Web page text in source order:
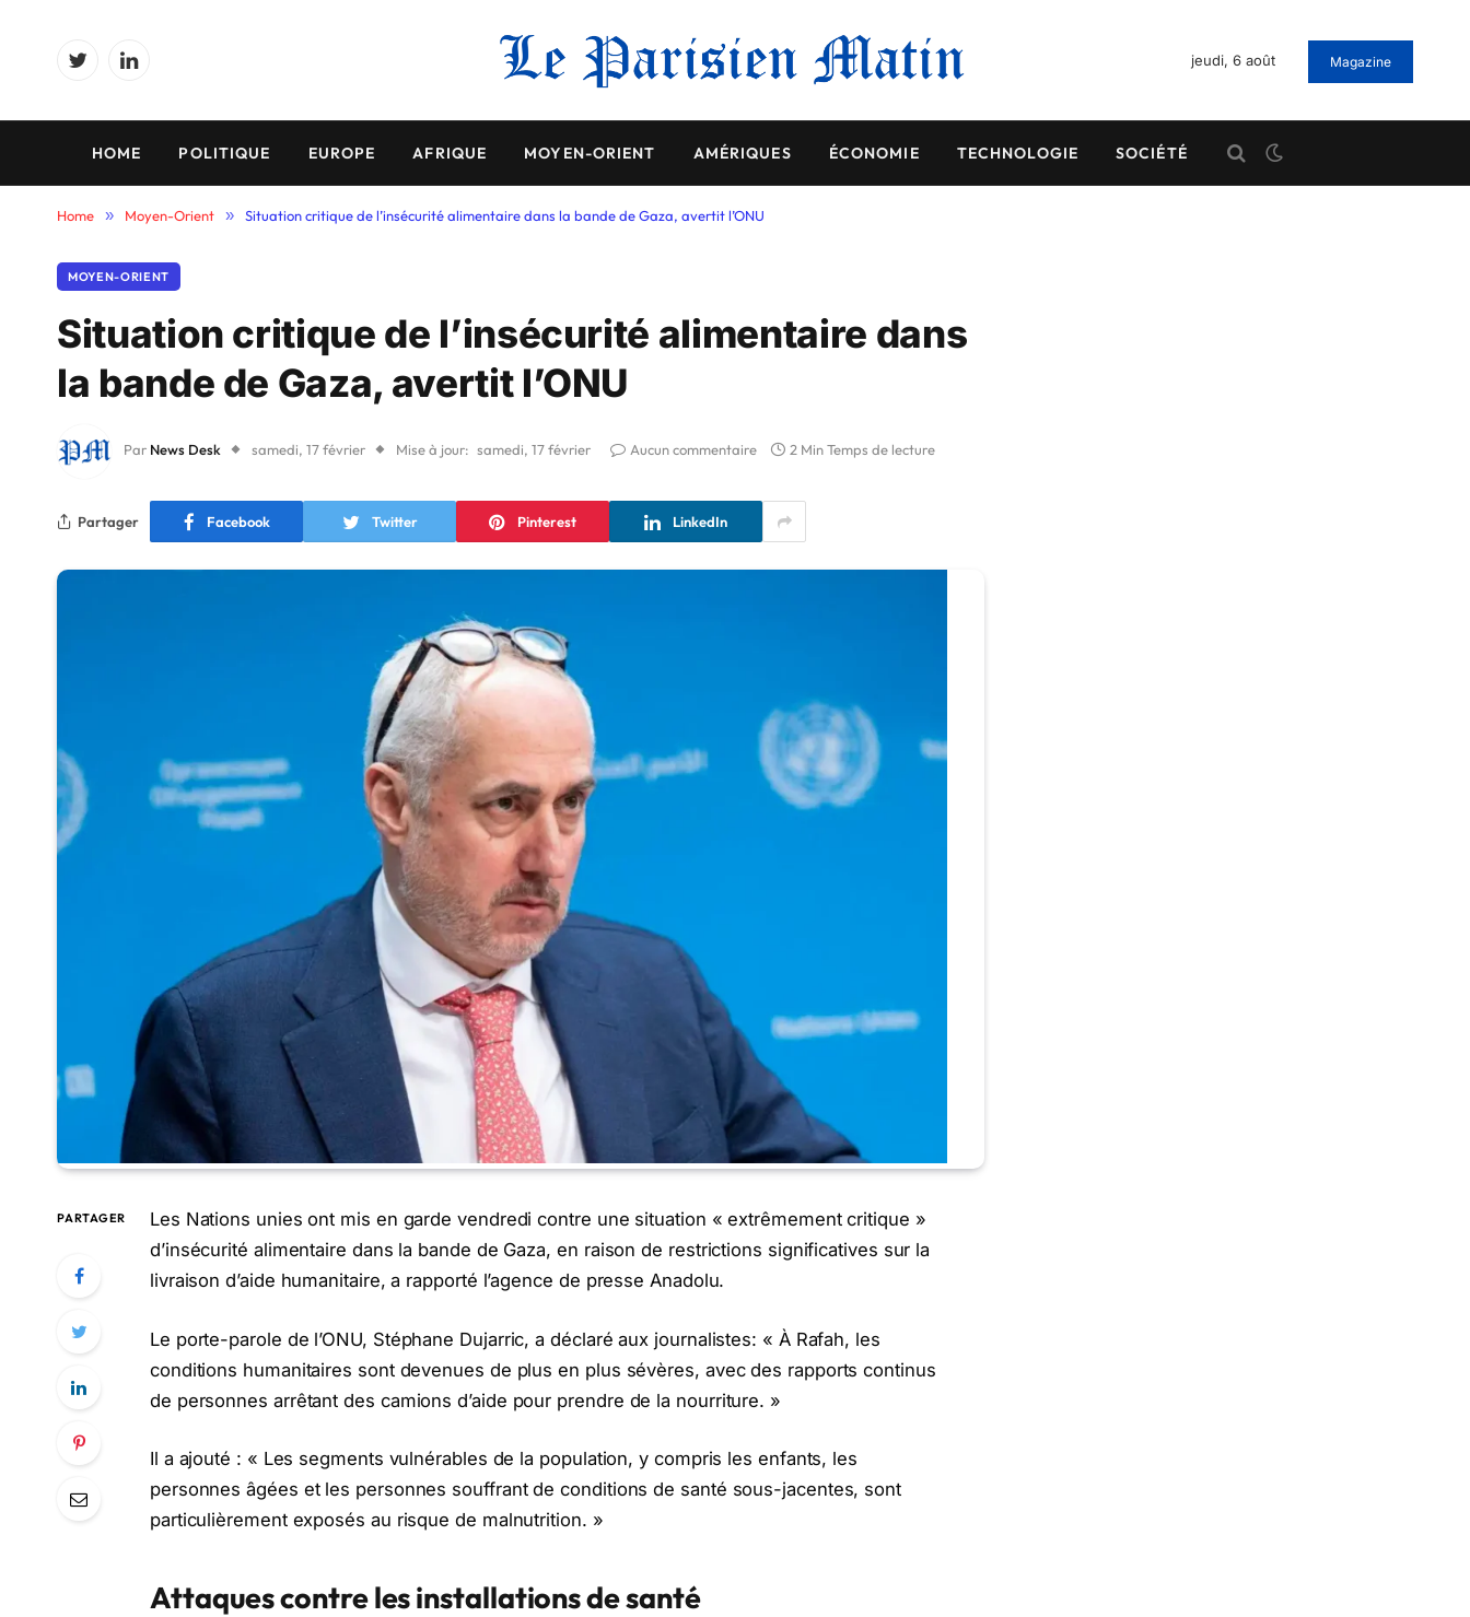
TwitterLinkedIn
jeudi, 6 août Magazine
HOME POLITIQUE EUROPE AFRIQUE MOYEN-ORIENT AMÉRIQUES ÉCONOMIE TECHNOLOGIE SOCIÉTÉ
Home » Moyen-Orient » Situation critique de l’insécurité alimentaire dans la bande de Gaza, avertit l’ONU
MOYEN-ORIENT
Situation critique de l’insécurité alimentaire dans
la bande de Gaza, avertit l’ONU
Par News Desk samedi, 17 février Mise à jour: samedi, 17 février Aucun commentaire 2 Min Temps de lecture
Partager Facebook Twitter Pinterest LinkedIn
PARTAGER
Les Nations unies ont mis en garde vendredi contre une situation « extrêmement critique »
d’insécurité alimentaire dans la bande de Gaza, en raison de restrictions significatives sur la
livraison d’aide humanitaire, a rapporté l’agence de presse Anadolu.
Le porte-parole de l’ONU, Stéphane Dujarric, a déclaré aux journalistes: « À Rafah, les
conditions humanitaires sont devenues de plus en plus sévères, avec des rapports continus
de personnes arrêtant des camions d’aide pour prendre de la nourriture. »
Il a ajouté : « Les segments vulnérables de la population, y compris les enfants, les
personnes âgées et les personnes souffrant de conditions de santé sous-jacentes, sont
particulièrement exposés au risque de malnutrition. »
Attaques contre les installations de santé